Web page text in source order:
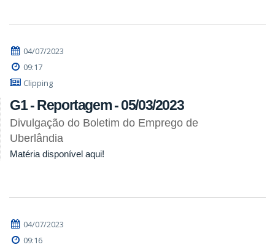
04/07/2023
09:17
Clipping
G1 - Reportagem - 05/03/2023
Divulgação do Boletim do Emprego de
Uberlândia
Matéria disponível aqui!
04/07/2023
09:16